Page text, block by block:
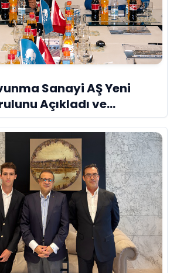
Sanayi AŞ Yeni
Açıkladı ve
Küresel Vizyon